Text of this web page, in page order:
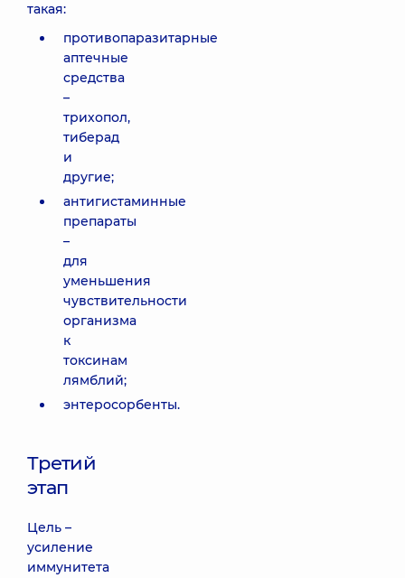
такая:
противопаразитарные
аптечные
средства
–
трихопол,
тиберад
и
другие;
антигистаминные
препараты
–
для
уменьшения
чувствительности
организма
к
токсинам
лямблий;
энтеросорбенты.
Третий
этап
Цель –
усиление
иммунитета